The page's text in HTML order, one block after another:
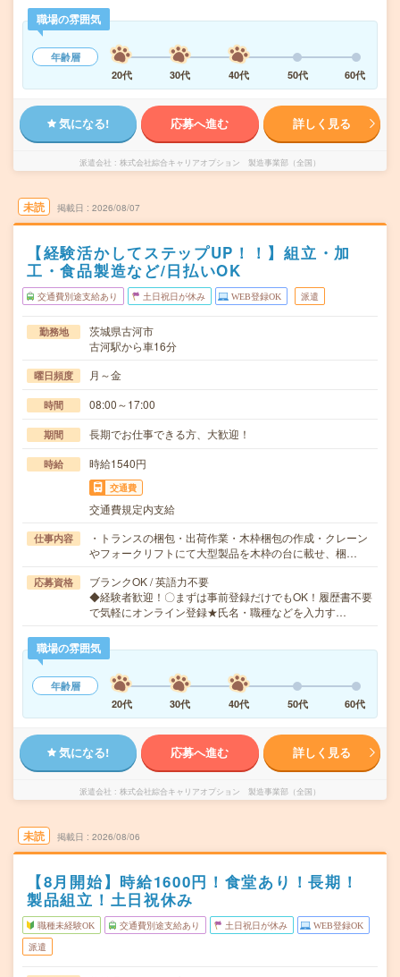
職場の雰囲気
年齢層
20代
30代 40代 50代 60代
気になる! 応募へ進む 詳しく見る
派遣会社 株式会社綜合キャリアオプション 製造事業部（全国）
未読 掲載日 2026/08/07
【経験活かしてステップUP！！】組立・加
工・食品製造など/日払いOK
交通費別途支給あり 土日祝日が休み WEB登録OK 派遣
勤務地
茨城県古河市
古河駅から車16分
曜日頻度 月～金
時間 08:00～17:00
期間 長期でお仕事できる方、大歓迎！
時給 時給1540円
交通費
交通費規定内支給
仕事内容
・トランスの梱包・出荷作業・木枠梱包の作成・クレーン
やフォークリフトにて大型製品を木枠の台に載せ、梱…
応募資格
ブランクOK / 英語力不要
◆経験者歓迎！〇まずは事前登録だけでもOK！履歴書不要
で気軽にオンライン登録★氏名・職種などを入力す…
職場の雰囲気
年齢層
20代
30代 40代 50代 60代
気になる! 応募へ進む 詳しく見る
派遣会社 株式会社綜合キャリアオプション 製造事業部（全国）
未読 掲載日 2026/08/06
【8月開始】時給1600円！食堂あり！長期！
製品組立！土日祝休み
職種未経験OK 交通費別途支給あり 土日祝日が休み WEB登録OK
派遣